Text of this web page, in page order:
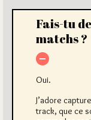
Fais-tu
matchs ?
Oui.
J’adore
track, que ce